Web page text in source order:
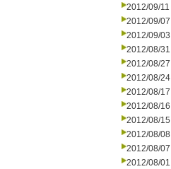
2012/09/11
2012/09/07
2012/09/03
2012/08/31
2012/08/27
2012/08/24
2012/08/17
2012/08/16
2012/08/15
2012/08/08
2012/08/07
2012/08/01